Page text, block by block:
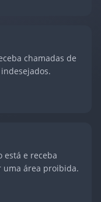
chamadas de
está e receba
área proibida.